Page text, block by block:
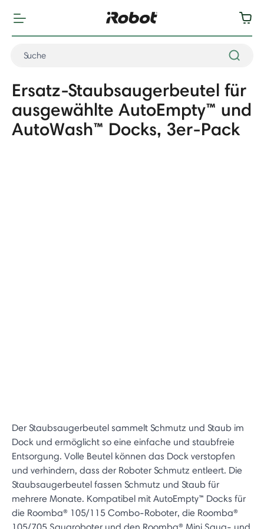
Ersatz-Staubsaugerbeutel für
ausgewählte AutoEmpty™ und
AutoWash™ Docks, 3er-Pack
Der Staubsaugerbeutel sammelt Schmutz und Staub im
Dock und ermöglicht so eine einfache und staubfreie
Entsorgung. Volle Beutel können das Dock verstopfen
und verhindern, dass der Roboter Schmutz entleert. Die
Staubsaugerbeutel fassen Schmutz und Staub für
mehrere Monate. Kompatibel mit AutoEmpty™ Docks für
die Roomba® 105/115 Combo-Roboter, die Roomba®